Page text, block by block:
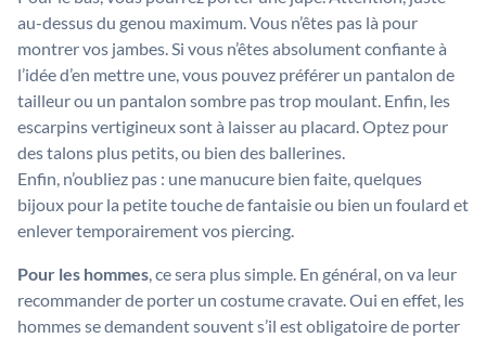
au-dessus du genou maximum. Vous n’êtes pas là pour
montrer vos jambes. Si vous n’êtes absolument confiante à
l’idée d’en mettre une, vous pouvez préférer un pantalon de
tailleur ou un pantalon sombre pas trop moulant. Enfin, les
escarpins vertigineux sont à laisser au placard. Optez pour
des talons plus petits, ou bien des ballerines.
Enfin, n’oubliez pas : une manucure bien faite, quelques
bijoux pour la petite touche de fantaisie ou bien un foulard et
enlever temporairement vos piercing.
Pour les hommes, ce sera plus simple. En général, on va leur
recommander de porter un costume cravate. Oui en effet, les
hommes se demandent souvent s’il est obligatoire de porter